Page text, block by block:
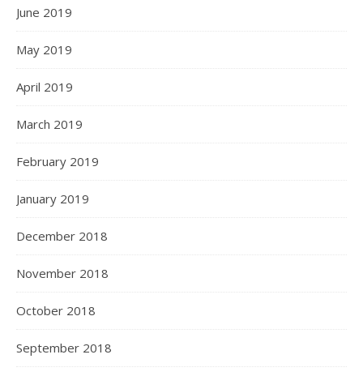
June 2019
May 2019
April 2019
March 2019
February 2019
January 2019
December 2018
November 2018
October 2018
September 2018